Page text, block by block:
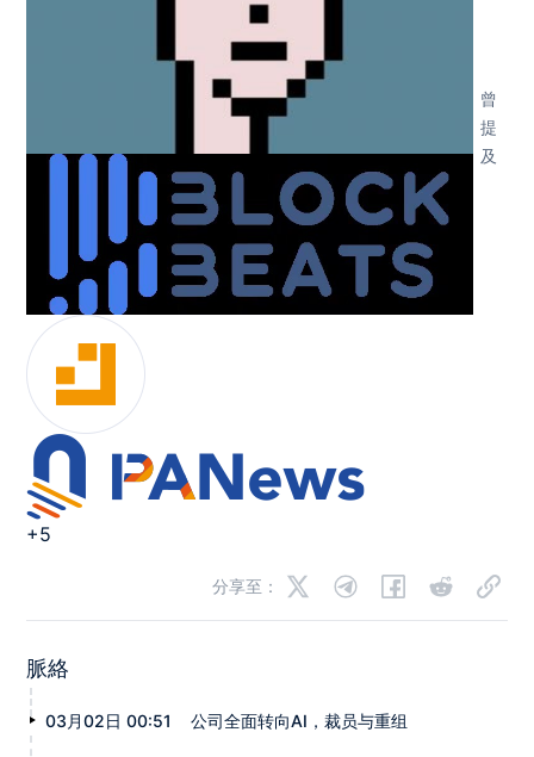
+5
曾
提
及
分享至：
脈絡
03月02日 00:51 公司全面转向AI，裁员与重组